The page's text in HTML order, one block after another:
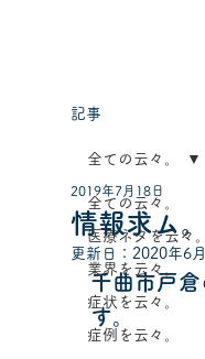
記事
全ての云々。
医療ネタを云々。
業界を云々。
症状を云々。
症例を云々。
全ての云々。
情報求ム。
2019年7月18日
更新日： 2020年6
千曲市戸
す。